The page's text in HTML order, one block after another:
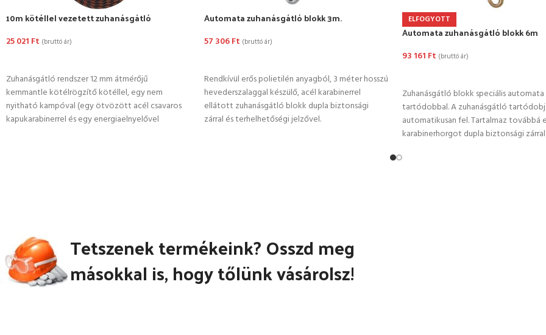
10m kötéllel vezetett zuhanásgátló
25 021 Ft (bruttó ár)
Zuhanásgátló rendszer 12 mm átmérőjű
kernmantle kötélrögzítő kötéllel, egy nem
nyitható kampóval (egy ötvözött acél csavaros
kapukarabinerrel és egy energiaelnyelővel
Automata zuhanásgátló blokk 3m.
57 306Ft (bruttó ár)
Rendkívül erős polietilén anyagból, 3 méter hosszú
hevederszalaggal készülő, acél karabinerrel
ellátott zuhanásgátló blokk dupla biztonsági
zárral és terhelhetőségi jelzővel.
ELFOGYOTT
Automata zuhanásgátló blokk 6m
93 161 Ft (bruttó ár)
Zuhanásgátló blokk speciális automata
tartódobbal. A zuhanásgátló
automatikusan fel. Tartalmaz továbbá
karabinerhorgot dupla biztonsági
Tetszenek termékeink? Osszd meg
másokkal is, hogy tőlünk vásárolsz!